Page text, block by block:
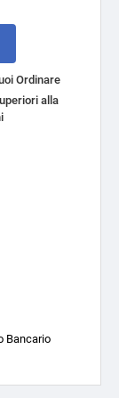
Ordinare
alla
Bancario